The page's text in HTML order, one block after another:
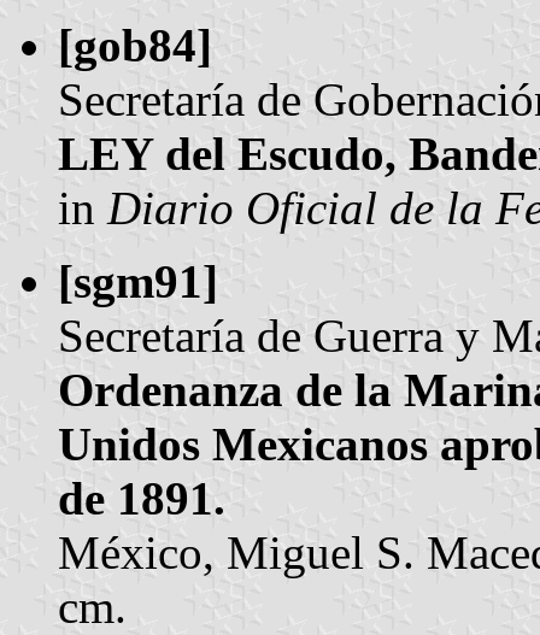
[gob84]
Secretaría de
LEY del Escudo,
in Diario Oficial de la
[sgm91]
Secretaría de Guerra y
Ordenanza de la
Unidos Mexicanos
de 1891.
México, Miguel S.
cm.